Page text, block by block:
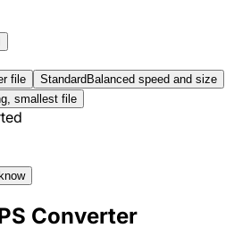
file Standard Balanced speed and size
smallest file
Converter